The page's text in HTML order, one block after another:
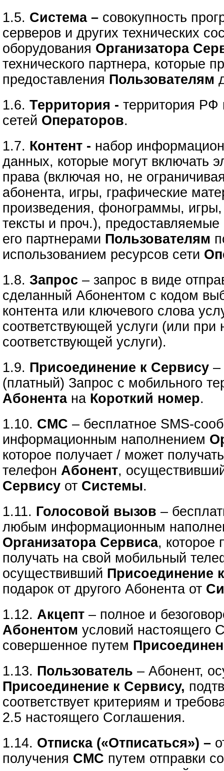
1.5. Система – совокупность
серверов и других технических
оборудования Организатора
технического партнера, которые
предоставления Пользователям
1.6.Территория -территория РФ
сетей Операторов.
1.7. Контент - набор
данных, которые могут включать
права (включая но, не
абонента, игры, графические
произведения, фонограммы,
тексты и проч.), предоставляемые
его партнерами Пользователям
использованием ресурсов сети
1.8.Запрос– запрос в виде
сделанный Абонентом с кодом
контента или ключевого слова
соответствующей услуги (или
соответствующей услуги).
1.9. Присоединение к Сервису–
(платный) Запрос с мобильного
Абонентана Короткий номер.
1.10. СМС – бесплатное SMS-
информационным наполнением
которое получает / может
телефонАбонент,
Сервису от Системы.
1.11. Голосовой вызов–
любым информационным
Организатора Сервиса, которое
получать на свой мобильный
осуществивший Присоединение
подарок от другого Абонента от
1.12.Акцепт– полное и
Абонентом условий настоящего
совершенное путем
1.13. Пользователь– Абонент,
Присоединение к Сервису,
соответствует критериям и
2.5 настоящего Соглашения.
1.14. Отписка («Отписаться») –
получения СМС путем отправки